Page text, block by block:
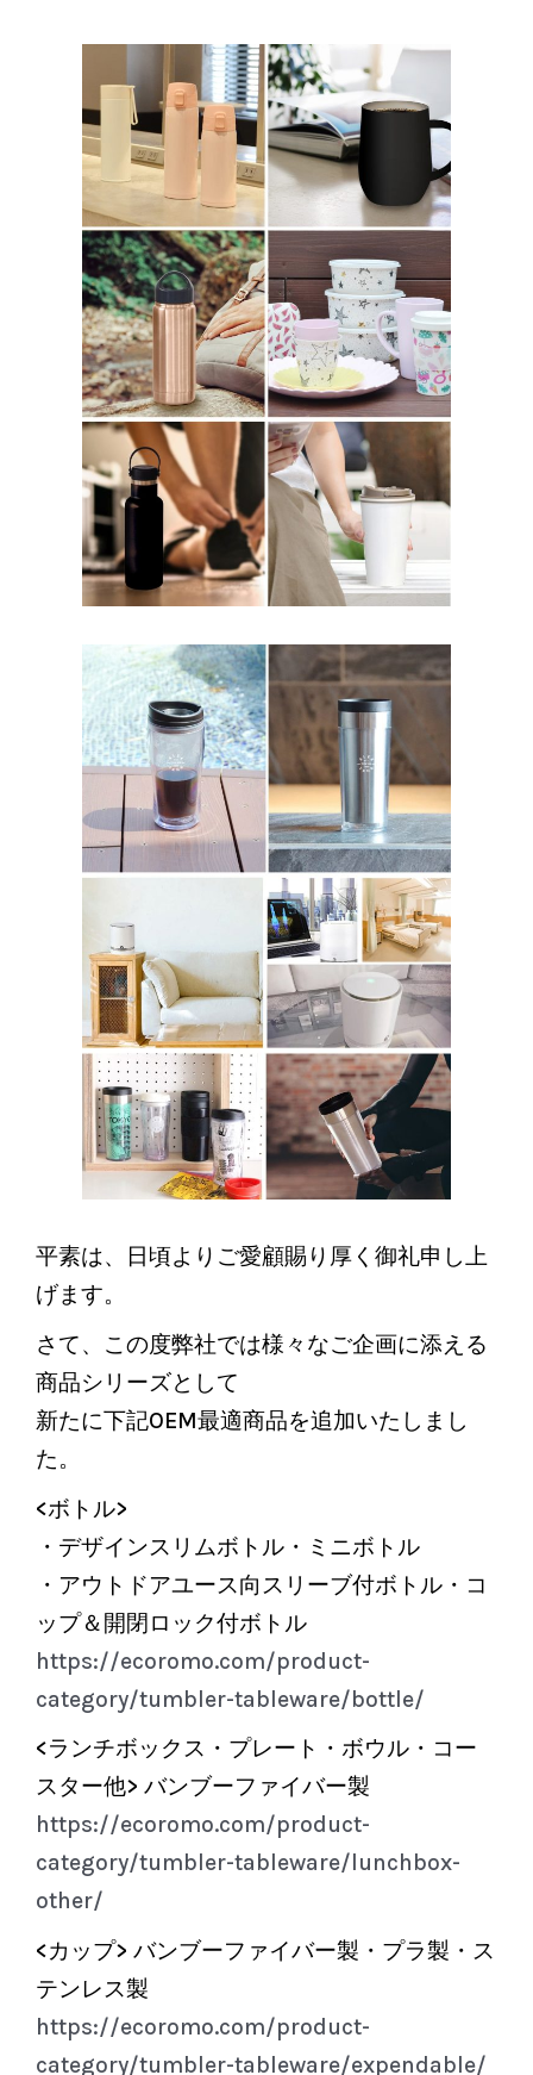
平素は、日頃よりご愛顧賜り厚く御礼申し上
げます。
さて、この度弊社では様々なご企画に添える
商品シリーズとして
新たに下記OEM最適商品を追加いたしまし
た。
<ボトル>
・デザインスリムボトル・ミニボトル
・アウトドアユース向スリーブ付ボトル・コ
ップ＆開閉ロック付ボトル
https://ecoromo.com/product-
category/tumbler-tableware/bottle/
<ランチボックス・プレート・ボウル・コー
スター他> バンブーファイバー製
https://ecoromo.com/product-
category/tumbler-tableware/lunchbox-
other/
<カップ> バンブーファイバー製・プラ製・ス
テンレス製
https://ecoromo.com/product-
category/tumbler-tableware/expendable/